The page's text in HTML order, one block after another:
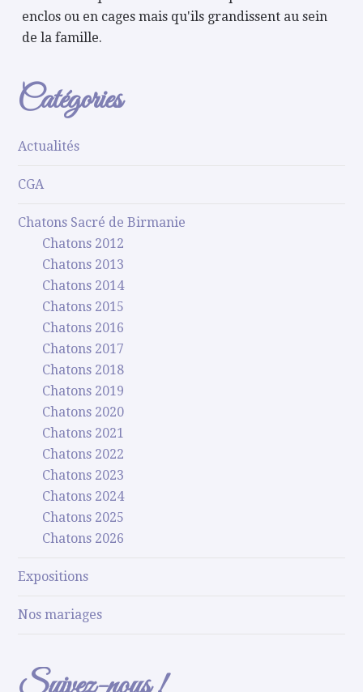
enclos ou en cages mais qu'ils grandissent au sein
de la famille.
Catégories
Actualités
CGA
Chatons Sacré de Birmanie
Chatons 2012
Chatons 2013
Chatons 2014
Chatons 2015
Chatons 2016
Chatons 2017
Chatons 2018
Chatons 2019
Chatons 2020
Chatons 2021
Chatons 2022
Chatons 2023
Chatons 2024
Chatons 2025
Chatons 2026
Expositions
Nos mariages